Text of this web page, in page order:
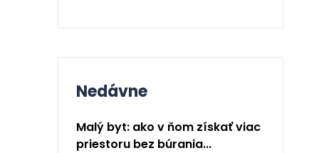
Nedávne
Malý byt: ako v ňom získať viac
priestoru bez búrania...